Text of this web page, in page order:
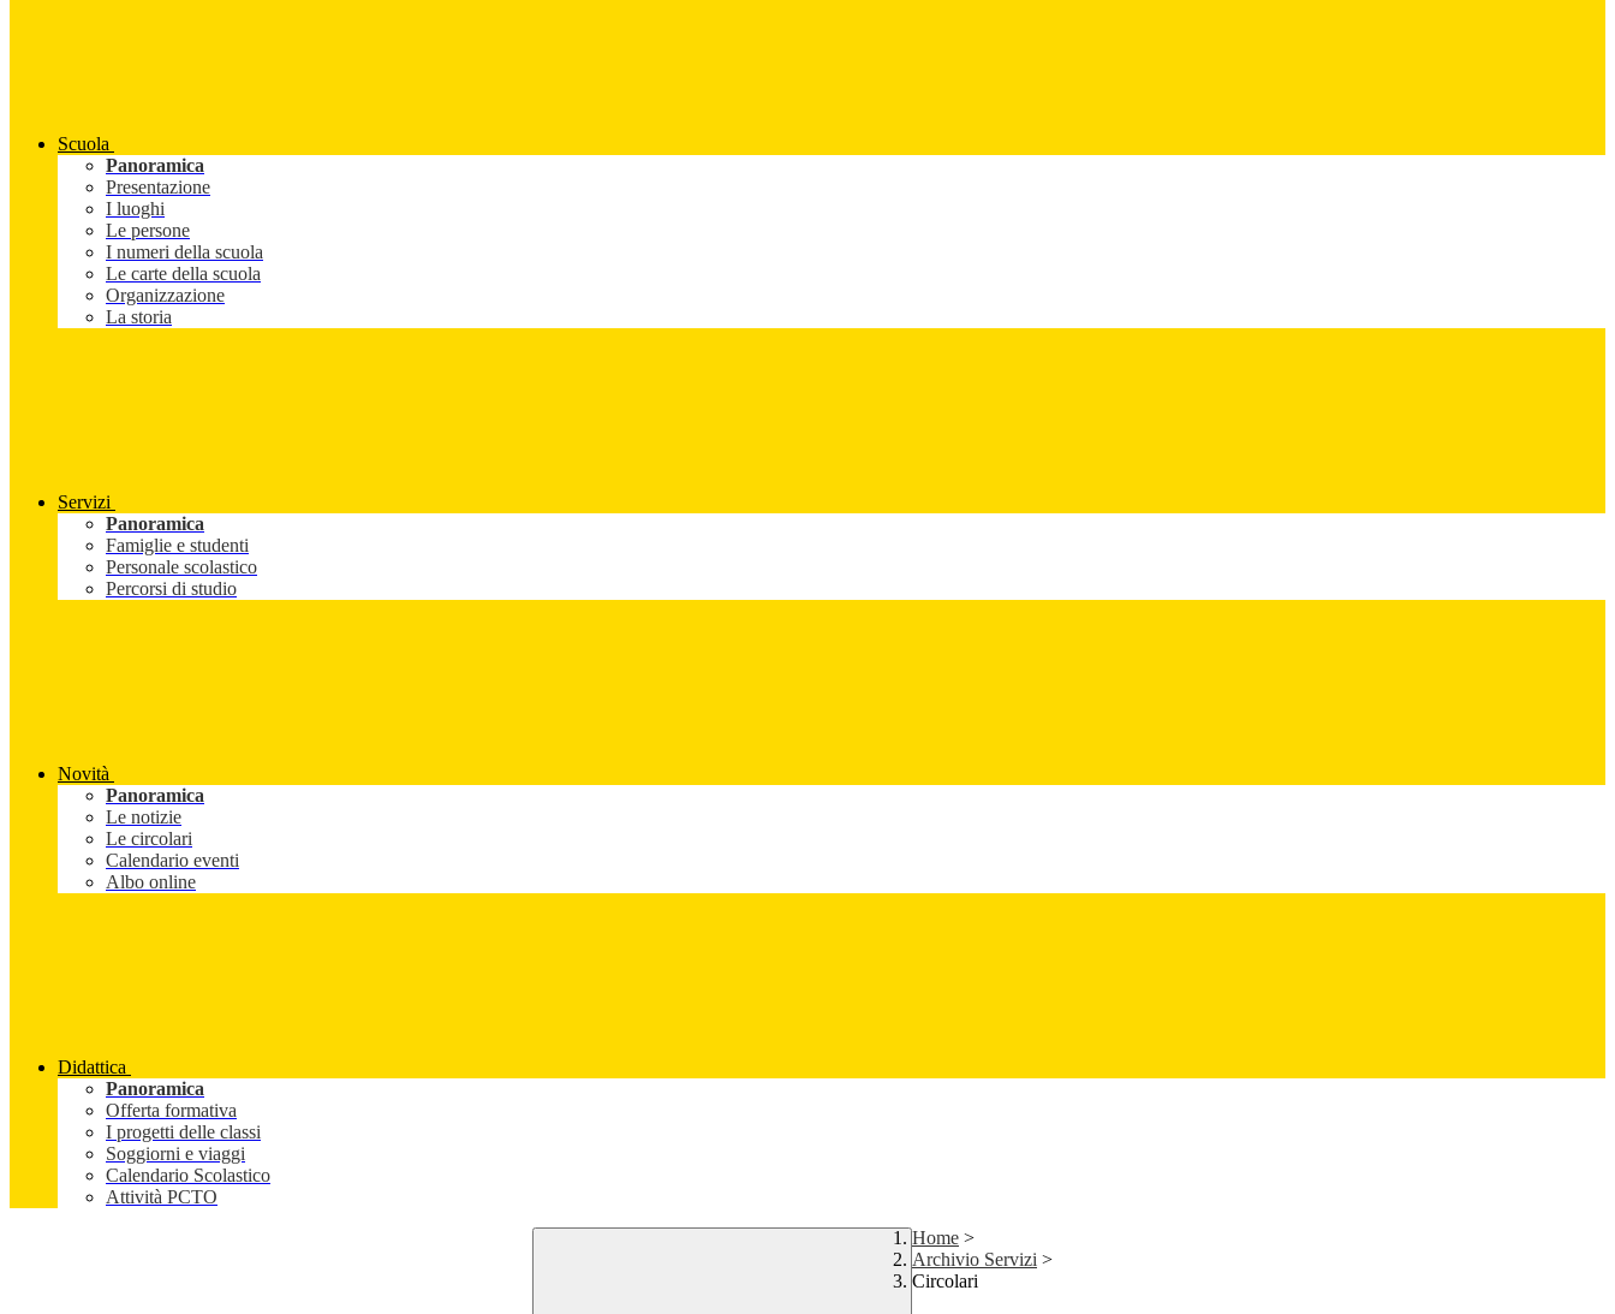
Scuola
Panoramica
Presentazione
I luoghi
Le persone
I numeri della scuola
Le carte della scuola
Organizzazione
La storia
Servizi
Panoramica
Famiglie e studenti
Personale scolastico
Percorsi di studio
Novità
Panoramica
Le notizie
Le circolari
Calendario eventi
Albo online
Didattica
Panoramica
Offerta formativa
I progetti delle classi
Soggiorni e viaggi
Calendario Scolastico
Attività PCTO
Home >
Archivio Servizi >
Circolari